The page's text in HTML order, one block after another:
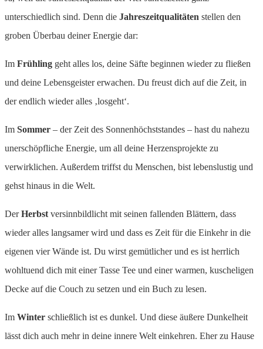
unterschiedlich sind. Denn die Jahreszeitqualitäten stellen den
groben Überbau deiner Energie dar:
Im Frühling geht alles los, deine Säfte beginnen wieder zu fließen
und deine Lebensgeister erwachen. Du freust dich auf die Zeit, in
der endlich wieder alles ‚losgeht‘.
Im Sommer – der Zeit des Sonnenhöchststandes – hast du nahezu
unerschöpfliche Energie, um all deine Herzensprojekte zu
verwirklichen. Außerdem triffst du Menschen, bist lebenslustig und
gehst hinaus in die Welt.
DerHerbst versinnbildlicht mit seinen fallenden Blättern, dass
wieder alles langsamer wird und dass es Zeit für die Einkehr in die
eigenen vier Wände ist. Du wirst gemütlicher und es ist herrlich
wohltuend dich mit einer Tasse Tee und einer warmen, kuscheligen
Decke auf die Couch zu setzen und ein Buch zu lesen.
Im Winter schließlich ist es dunkel. Und diese äußere Dunkelheit
lässt dich auch mehr in deine innere Welt einkehren. Eher zu Hause